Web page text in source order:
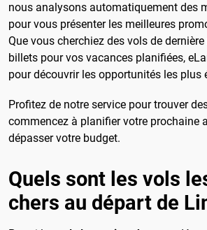
nous analysons automatiquement des
pour vous présenter les meilleures
Que vous cherchiez des vols de
billets pour vos vacances planifiées,
pour découvrir les opportunités les plus
Profitez de notre service pour trouver
commencez à planifier votre prochaine
dépasser votre budget.
Quels sont les vols
chers au départ de